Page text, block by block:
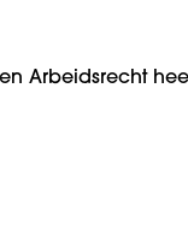
Arbeidsrecht